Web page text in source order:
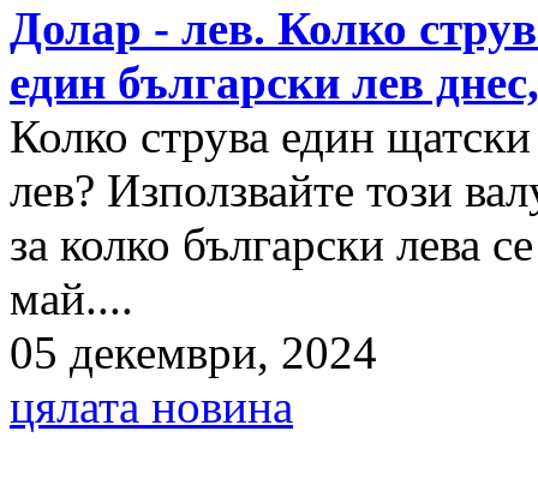
Долар - лев. Колко
един български лев
Колко струва един
лев? Използвайте този
за колко български лева
май....
05 декември, 2024
цялата новина